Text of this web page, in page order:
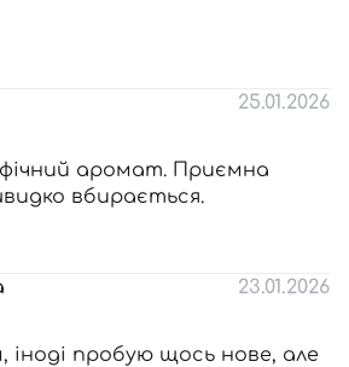
25.01.2026
аромат. Приємна
вбирається.
23.01.2026
іноді пробую щось нове, але